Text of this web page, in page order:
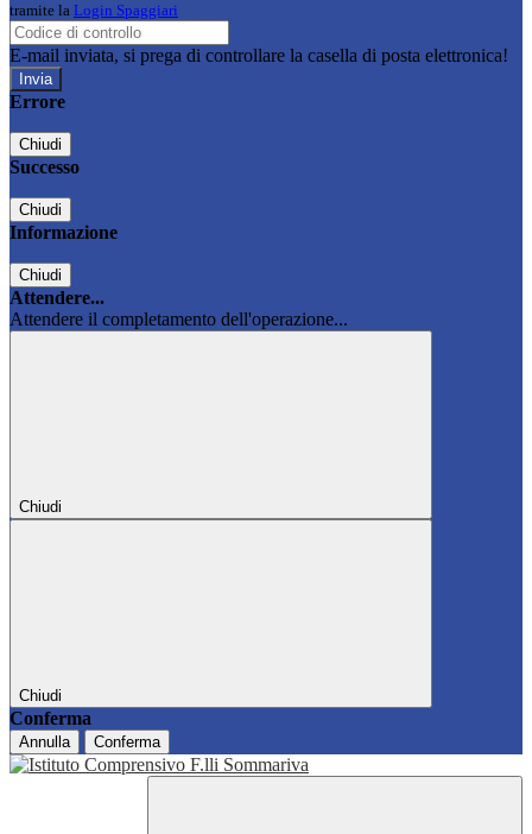
tramite la Login Spaggiari
E-mail inviata, si prega di controllare la casella di posta elettronica!
Errore
Chiudi
Successo
Chiudi
Informazione
Chiudi
Attendere...
Attendere il completamento dell'operazione...
Chiudi
Chiudi
Conferma
Annulla Conferma